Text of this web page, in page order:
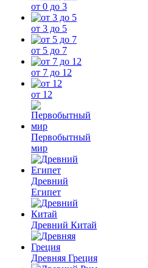
от 0 до 3
от 3 до 5
от 5 до 7
от 7 до 12
от 12
Первобытный
мир
Древний
Египет
Древний Китай
Древняя Греция